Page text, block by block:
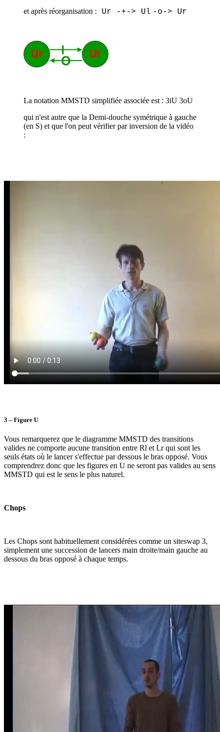
et après réorganisation : Ur -+-> Ul -o-> Ur
La notation MMSTD simplifiée associée est : 3iU 3oU
qui n'est autre que la Demi-douche symétrique à gauche
(en S) et que l'on peut vérifier par inversion de la vidéo
:
3 – Figure U
Vous remarquerez que le diagramme MMSTD des transitions
valides ne comporte aucune transition entre Rl et Lr qui sont les
seuls états où le lancer s'effectue par dessous le bras opposé. Vous
comprendrez donc que les figures en U ne seront pas valides au sens
MMSTD qui est le sens le plus naturel.
Chops
Les Chops sont habituellement considérées comme un siteswap 3,
simplement une succession de lancers main droite/main gauche au
dessous du bras opposé à chaque temps.